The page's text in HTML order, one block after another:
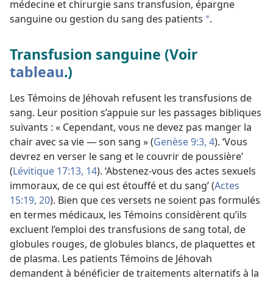
médecine et chirurgie sans transfusion, épargne
sanguine ou gestion du sang des patients a.
Transfusion sanguine (Voir
tableau.)
Les Témoins de Jéhovah refusent les transfusions de
sang. Leur position s’appuie sur les passages bibliques
suivants : « Cependant, vous ne devez pas manger la
chair avec sa vie — son sang » (Genèse 9:3, 4). ‘Vous
devrez en verser le sang et le couvrir de poussière’
(Lévitique 17:13, 14). ‘Abstenez-vous des actes sexuels
immoraux, de ce qui est étouffé et du sang’ (Actes
15:19, 20). Bien que ces versets ne soient pas formulés
en termes médicaux, les Témoins considèrent qu’ils
excluent l’emploi des transfusions de sang total, de
globules rouges, de globules blancs, de plaquettes et
de plasma. Les patients Témoins de Jéhovah
demandent à bénéficier de traitements alternatifs à la